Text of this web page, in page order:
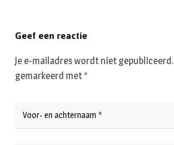
Geef een reactie
Je e-mailadres wordt niet gepubliceerd.
gemarkeerd met *